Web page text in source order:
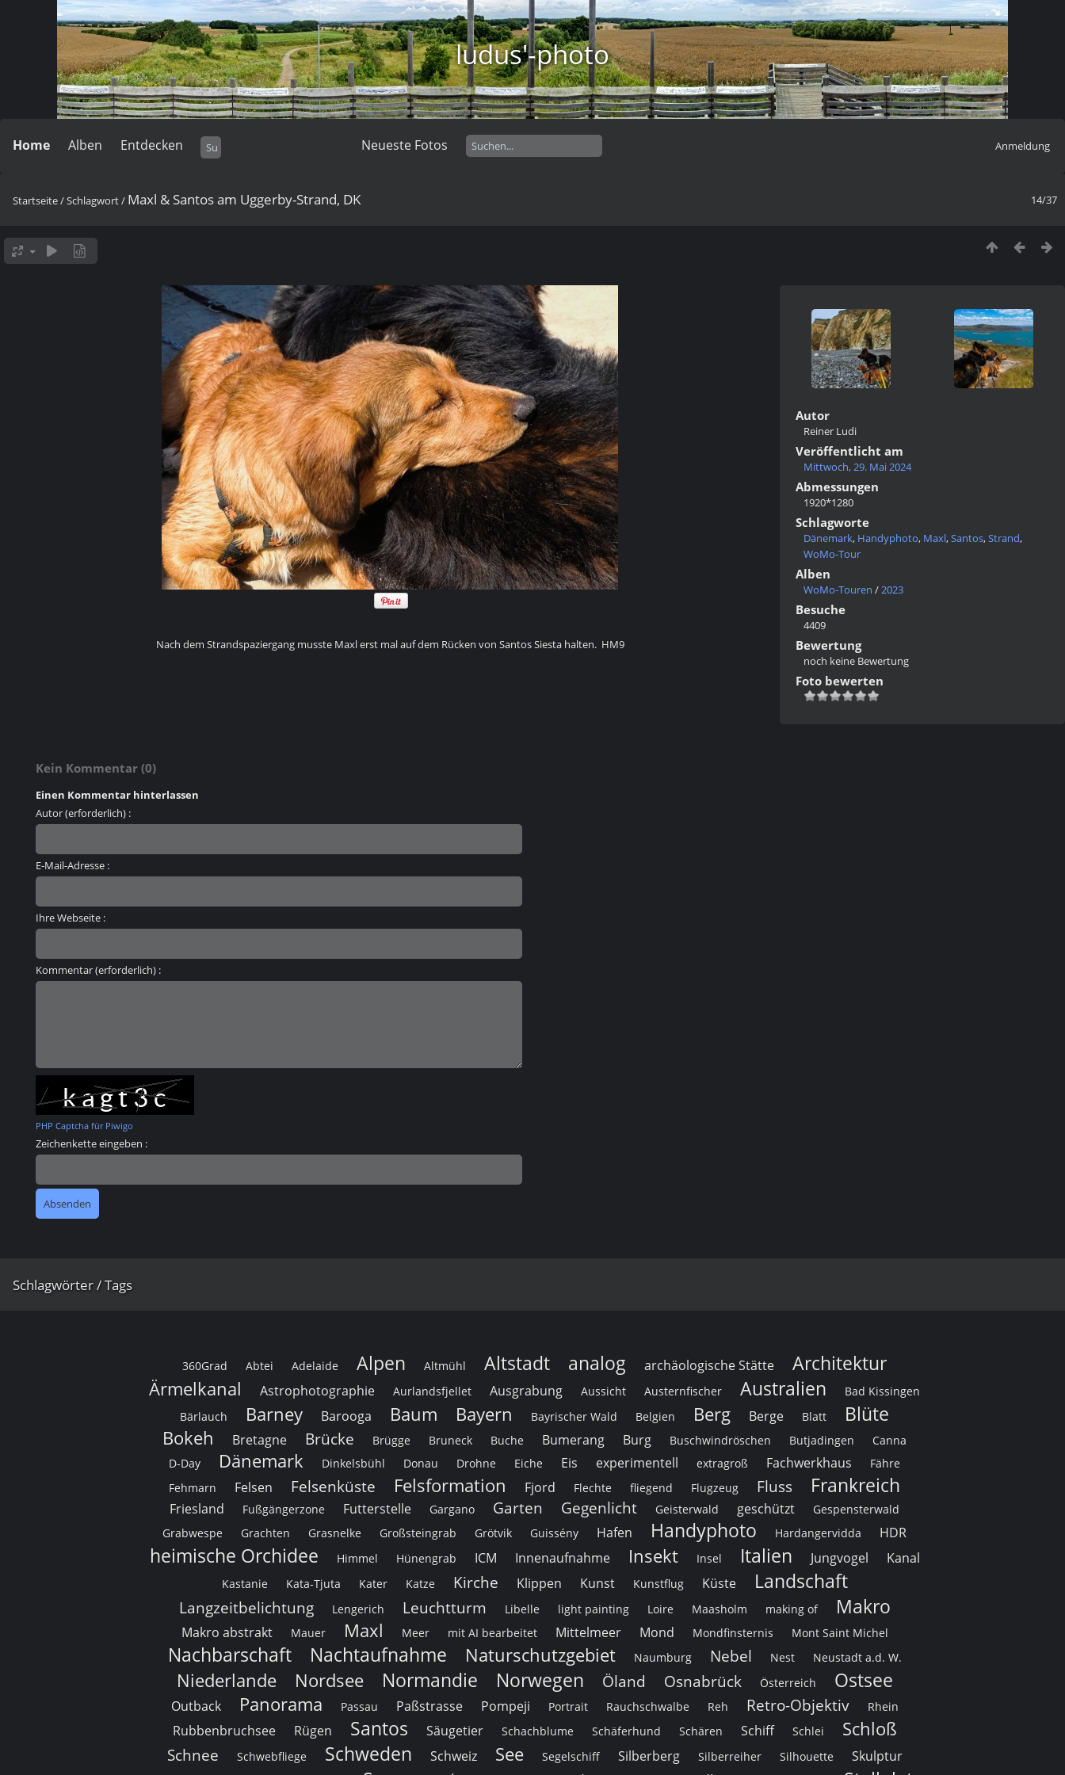
ludus'-photo
Home Alben Entdecken Neueste Fotos Anmeldung
14/37
Startseite/Schlagwort/ Maxl & Santos am Uggerby-Strand, DK
Nach dem Strandspaziergang musste Maxl erst mal auf dem Rücken von Santos Siesta halten. HM9
Autor
Reiner Ludi
Veröffentlicht am
Mittwoch, 29. Mai 2024
Abmessungen
1920*1280
Schlagworte
Dänemark, Handyphoto, Maxl,Santos,Strand,
WoMo-Tour
Alben
WoMo-Touren /2023
Besuche
4409
Bewertung
noch keine Bewertung
Foto bewerten
Kein Kommentar (0)
Einen Kommentar hinterlassen
Autor (erforderlich) :
E-Mail-Adresse :
Ihre Webseite :
Kommentar (erforderlich) :
PHP Captcha für Piwigo
Zeichenkette eingeben :
Schlagwörter / Tags
360Grad Abtei Adelaide Alpen Altmühl Altstadt analog archäologische Stätte Architektur
Ärmelkanal Astrophotographie Aurlandsfjellet Ausgrabung Aussicht Austernfischer Australien
Bad Kissingen
Bärlauch
Barney Barooga Baum Bayern Bayrischer Wald Belgien Berg Berge Blatt Blüte
Bokeh Bretagne Brücke Brügge Bruneck Buche Bumerang Burg Buschwindröschen Butjadingen
Canna
D-Day
Dänemark Dinkelsbühl Donau Drohne Eiche Eis experimentell extragroß Fachwerkhaus
Fähre
Fehmarn
Felsen Felsenküste Felsformation Fjord Flechte fliegend Flugzeug Fluss Frankreich
Friesland Fußgängerzone Futterstelle Gargano Garten Gegenlicht Geisterwald geschützt
Gespensterwald
Grabwespe
Grachten Grasnelke Großsteingrab Grötvik Guissény Hafen Handyphoto Hardangervidda HDR
heimische Orchidee Himmel Hünengrab ICM Innenaufnahme Insekt Insel Italien Jungvogel Kanal
Kastanie Kata-Tjuta Kater Katze Kirche Klippen Kunst Kunstflug Küste Landschaft
Langzeitbelichtung Lengerich Leuchtturm Libelle light painting Loire Maasholm making of Makro
Makro abstrakt Mauer Maxl Meer mit AI bearbeitet Mittelmeer Mond Mondfinsternis Mont Saint Michel
Nachbarschaft Nachtaufnahme Naturschutzgebiet Naumburg Nebel Nest Neustadt a.d. W.
Niederlande Nordsee Normandie Norwegen Öland Osnabrück Österreich Ostsee
Outback Panorama Passau Paßstrasse Pompeji Portrait Rauchschwalbe Reh Retro-Objektiv Rhein
Rubbenbruchsee Rügen Santos Säugetier Schachblume Schäferhund Schären Schiff Schlei Schloß
Schnee Schwebfliege Schweden Schweiz See Segelschiff Silberberg Silberreiher Silhouette
Skulptur